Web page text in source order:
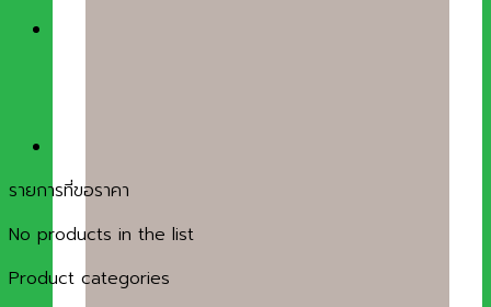
รายการที่ขอราคา
No products in the list
Product categories